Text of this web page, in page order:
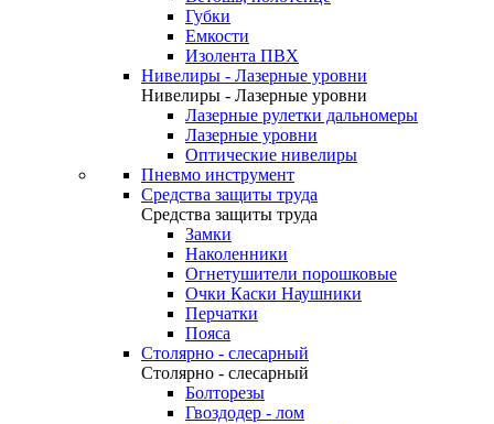
Губки
Емкости
Изолента ПВХ
Нивелиры - Лазерные уровни
Нивелиры - Лазерные уровни
Лазерные рулетки дальномеры
Лазерные уровни
Оптические нивелиры
Пневмо инструмент
Средства защиты труда
Средства защиты труда
Замки
Наколенники
Огнетушители порошковые
Очки Каски Наушники
Перчатки
Пояса
Столярно - слесарный
Столярно - слесарный
Болторезы
Гвоздодер - лом